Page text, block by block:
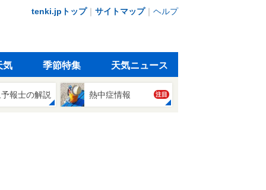
tenki.jpトップ｜ サイトマップ｜ ヘルプ
気 季節特集 天気ニュース
報士の解説 熱中症情報 注目